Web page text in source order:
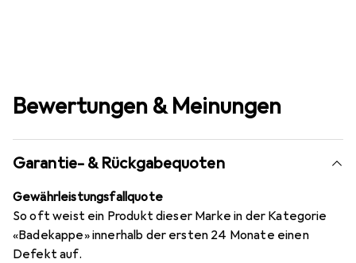
Bewertungen & Meinungen
Garantie- & Rückgabequoten
Gewährleistungsfallquote
So oft weist ein Produkt dieser Marke in der Kategorie
«Badekappe» innerhalb der ersten 24 Monate einen
Defekt auf.